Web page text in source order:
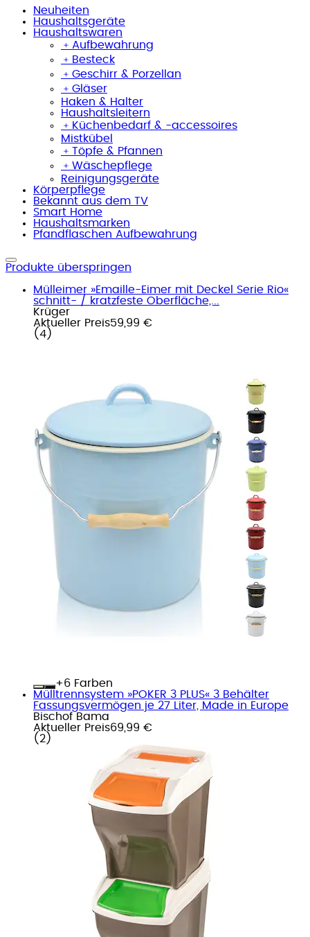
Neuheiten
Haushaltsgeräte
Haushaltswaren
﹢ Aufbewahrung
﹢ Besteck
﹢ Geschirr & Porzellan
﹢ Gläser
Haken & Halter
Haushaltsleitern
﹢ Küchenbedarf & -accessoires
Mistkübel
﹢ Töpfe & Pfannen
﹢ Wäschepflege
Reinigungsgeräte
Körperpflege
Bekannt aus dem TV
Smart Home
Haushaltsmarken
Pfandflaschen Aufbewahrung
Produkte überspringen
Mülleimer »Emaille-Eimer mit Deckel Serie Rio«
schnitt- / kratzfeste Oberfläche,...
Krüger
Aktueller Preis59,99 €
( 4 )
+
Farben
Mülltrennsystem »POKER 3 PLUS« 3 Behälter
Fassungsvermögen je 27 Liter, Made in Europe
Bischof Bama
Aktueller Preis69,99 €
( 2 )